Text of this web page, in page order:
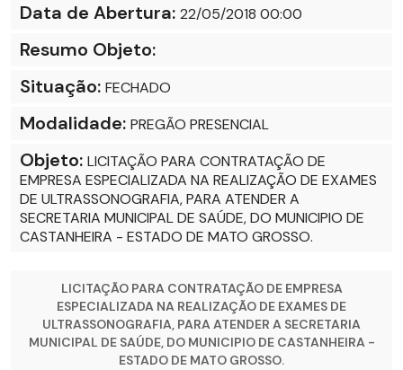
Data de Abertura: 22/05/2018 00:00
Resumo Objeto:
Situação: FECHADO
Modalidade: PREGÃO PRESENCIAL
Objeto: LICITAÇÃO PARA CONTRATAÇÃO DE
EMPRESA ESPECIALIZADA NA REALIZAÇÃO DE EXAMES
DE ULTRASSONOGRAFIA, PARA ATENDER A
SECRETARIA MUNICIPAL DE SAÚDE, DO MUNICIPIO DE
CASTANHEIRA - ESTADO DE MATO GROSSO.
LICITAÇÃO PARA CONTRATAÇÃO DE EMPRESA
ESPECIALIZADA NA REALIZAÇÃO DE EXAMES DE
ULTRASSONOGRAFIA, PARA ATENDER A SECRETARIA
MUNICIPAL DE SAÚDE, DO MUNICIPIO DE CASTANHEIRA -
ESTADO DE MATO GROSSO.